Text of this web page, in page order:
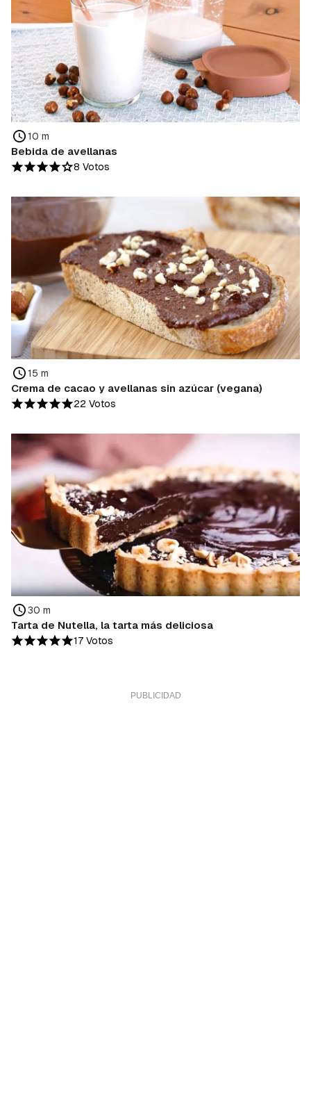
10 m
Bebida de avellanas
8 Votos
15 m
Crema de cacao y avellanas sin azúcar (vegana)
22 Votos
30 m
Tarta de Nutella, la tarta más deliciosa
17 Votos